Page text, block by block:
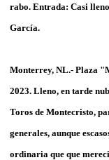
rabo. Entrada: Casi
García.
Monterrey, NL.- Plaza
2023. Lleno, en tarde
Toros de Montecristo,
generales, aunque
ordinaria que que